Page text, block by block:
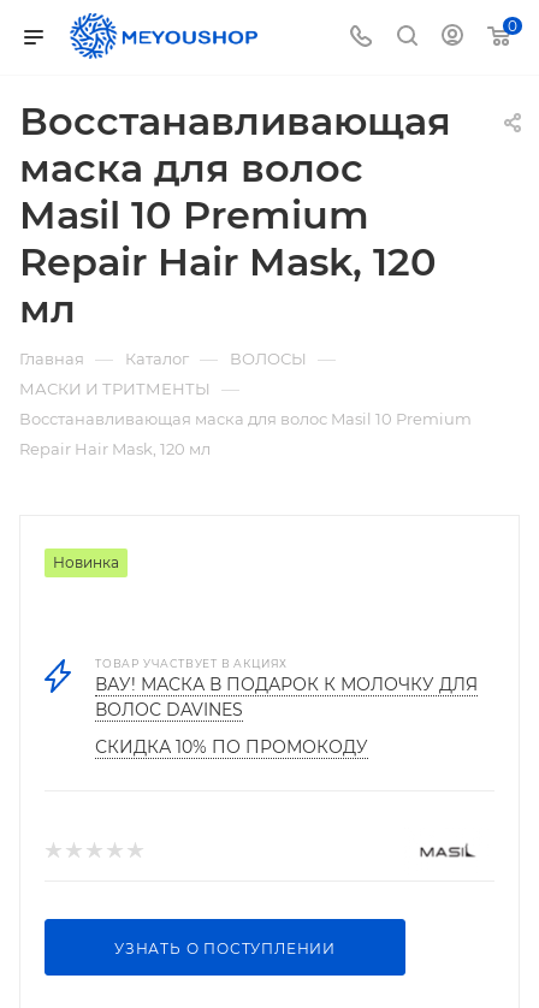
0
Восстанавливающая
маска для волос
Masil 10 Premium
Repair Hair Mask, 120
мл
Главная — Каталог — ВОЛОСЫ —
МАСКИ И ТРИТМЕНТЫ —
Восстанавливающая маска для волос Masil 10 Premium
Repair Hair Mask, 120 мл
Новинка
ТОВАР УЧАСТВУЕТ В АКЦИЯХ
ВАУ! МАСКА В ПОДАРОК К МОЛОЧКУ ДЛЯ
ВОЛОС DAVINES
СКИДКА 10% ПО ПРОМОКОДУ
УЗНАТЬ О ПОСТУПЛЕНИИ